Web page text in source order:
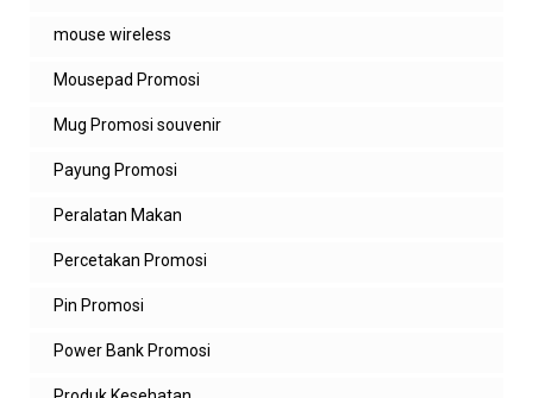
mouse wireless
Mousepad Promosi
Mug Promosi souvenir
Payung Promosi
Peralatan Makan
Percetakan Promosi
Pin Promosi
Power Bank Promosi